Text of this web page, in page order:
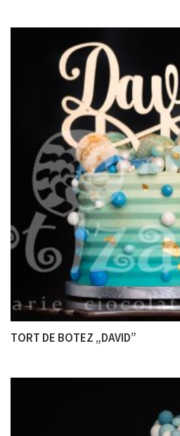
TORT DE BOTEZ „DAVID”